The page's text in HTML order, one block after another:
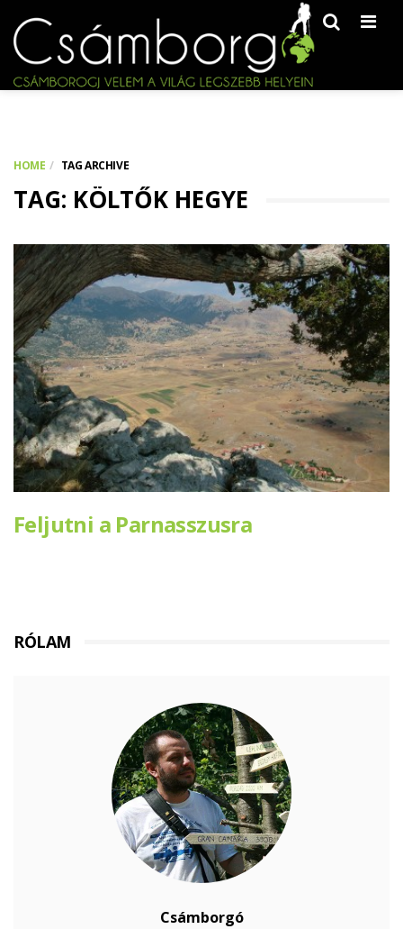
HOME TAG ARCHIVE
TAG: KÖLTŐK HEGYE
Feljutni a Parnasszusra
RÓLAM
Csámborgó